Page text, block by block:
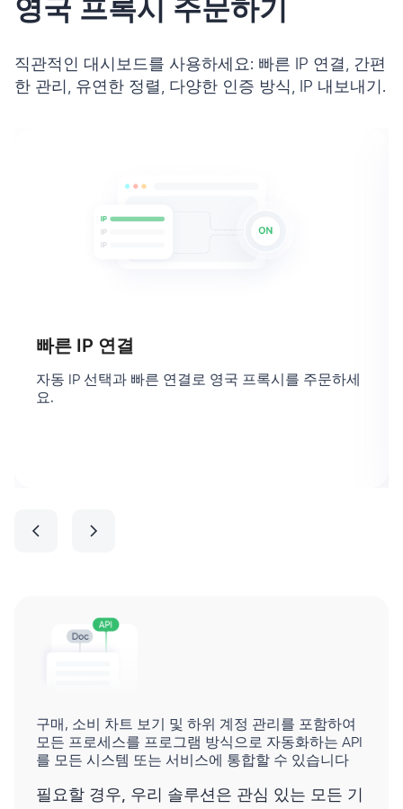
영국 프록시 주문하기
직관적인 대시보드를 사용하세요: 빠른 IP 연결, 간편
한 관리, 유연한 정렬, 다양한 인증 방식, IP 내보내기.
빠른 IP 연결
자동 IP 선택과 빠른 연결로 영국 프록시를 주문하세
요.
구매, 소비 차트 보기 및 하위 계정 관리를 포함하여
모든 프로세스를 프로그램 방식으로 자동화하는 API
를 모든 시스템 또는 서비스에 통합할 수 있습니다
필요할 경우, 우리 솔루션은 관심 있는 모든 기